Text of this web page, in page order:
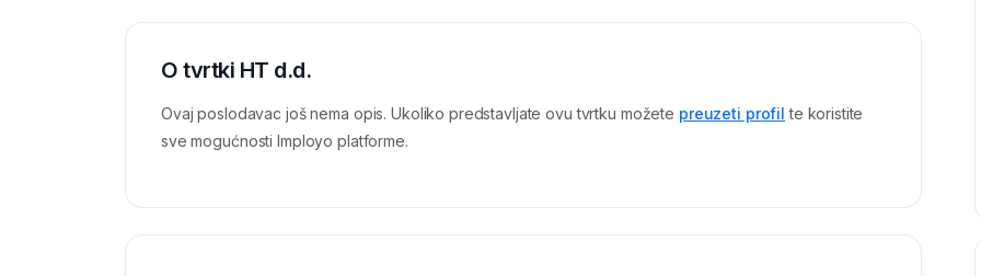
O tvrtki HT d.d.
Ovaj poslodavac još nema opis. Ukoliko predstavljate ovu tvrtku možete preuzeti profil te koristite
sve mogućnosti Imployo platforme.